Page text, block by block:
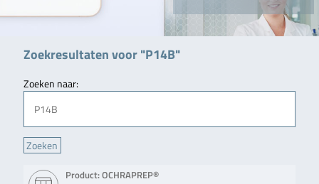
Zoekresultaten voor "P14B"
Zoeken naar:
Product: OCHRAPREP®